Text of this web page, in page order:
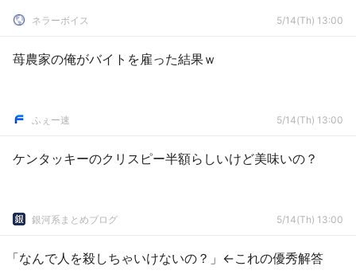
ネラーボイス 5/14(Th) 13:00
苺農家の俺がバイトを雇った結果ｗ
ふぇー速 5/14(Th) 13:00
ケンタッキーのクリスピー半額らしいけど美味いの？
銀河系まとめブログ 5/14(Th) 13:00
「なんで人を殺しちゃいけないの？」←これの優秀解答